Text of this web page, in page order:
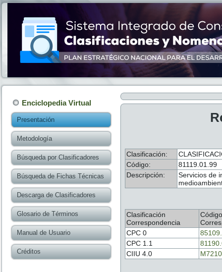
Enciclopedia Virtual
Presentación
Metodología
Búsqueda por Clasificadores
Búsqueda de Fichas Técnicas
Descarga de Clasificadores
Glosario de Términos
Manual de Usuario
Créditos
Clasificación:
Código:
81119.01.99
Descripción:
Servicios de
Clasificación
Correspondencia
Código
CPC 0
CPC 1.1
CIIU 4.0